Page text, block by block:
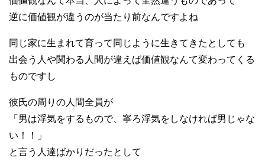
逆に価値観が違うのが当たり前なんですよね
同じ家に生まれて育って同じように生きてきたとしても
出会う人や関わる人間が違えば価値観なんて変わってくる
ものですし
彼氏の周りの人間全員が
「男は浮気をするもので、寧ろ浮気をしなければ男じゃな
い！！」
と言う人達ばかりだったとして